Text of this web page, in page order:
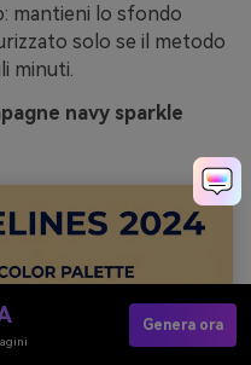
mantieni lo sfondo
solo se il metodo
minuti.
navy sparkle
Genera ora